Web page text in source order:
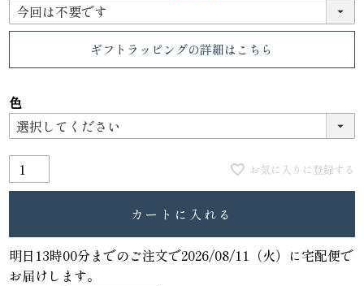
ギフトラッピングの詳細はこちら
色
お気に入りに登録する
カートに入れる
明日 13時00分までのご注文で2026/08/11（火） に宅配便で
お届けします。